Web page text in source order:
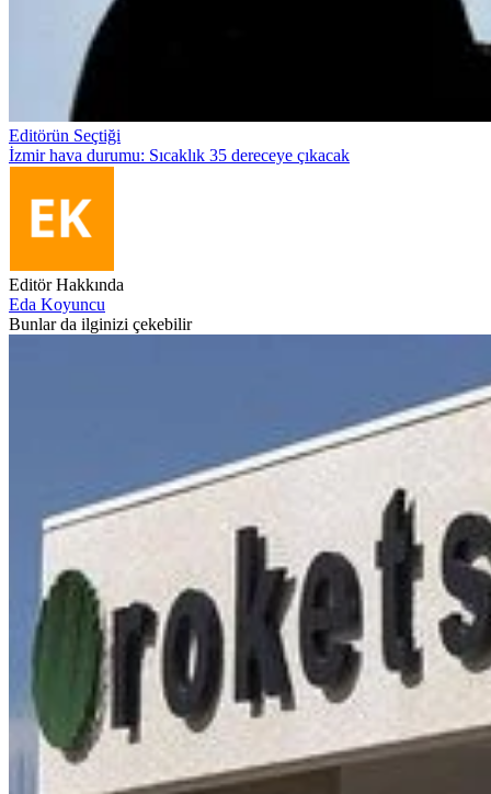
Editörün Seçtiği
İzmir hava durumu: Sıcaklık 35 dereceye çıkacak
Editör Hakkında
Eda Koyuncu
Bunlar da ilginizi çekebilir